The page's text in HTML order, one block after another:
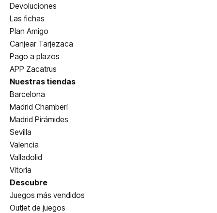
Devoluciones
Las fichas
Plan Amigo
Canjear Tarjezaca
Pago a plazos
APP Zacatrus
Nuestras tiendas
Barcelona
Madrid Chamberí
Madrid Pirámides
Sevilla
Valencia
Valladolid
Vitoria
Descubre
Juegos más vendidos
Outlet de juegos